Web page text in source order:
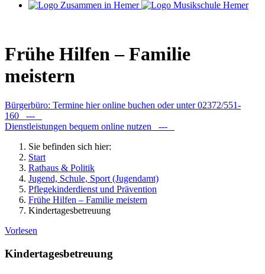
Frühe Hilfen – Familie
meistern
Bürgerbüro: Termine hier online buchen oder unter 02372/551-
160 ---
Dienstleistungen bequem online nutzen ---
Sie befinden sich hier:
Start
Rathaus & Politik
Jugend, Schule, Sport (Jugendamt)
Pflegekinderdienst und Prävention
Frühe Hilfen – Familie meistern
Kindertagesbetreuung
Vorlesen
Kindertagesbetreuung